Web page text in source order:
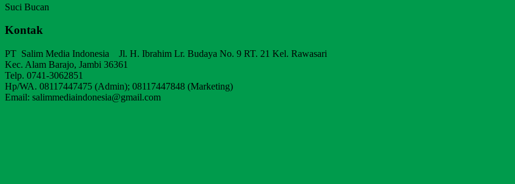
Suci Bucan
Kontak
PT Salim Media Indonesia Jl. H. Ibrahim Lr. Budaya No. 9 RT. 21 Kel. Rawasari
Kec. Alam Barajo, Jambi 36361
Telp. 0741-3062851
Hp/WA. 08117447475 (Admin); 08117447848 (Marketing)
Email: salimmediaindonesia@gmail.com